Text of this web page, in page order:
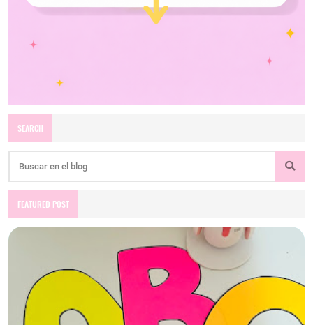
SEARCH
FEATURED POST